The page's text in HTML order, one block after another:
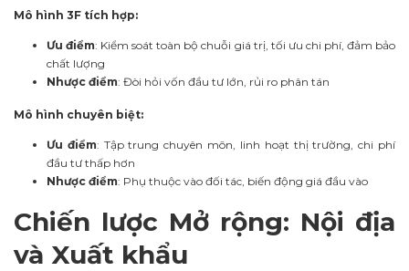
Mô hình 3F tích hợp:
Ưu điểm: Kiểm soát toàn bộ chuỗi giá trị, tối ưu chi phí, đảm bảo
chất lượng
Nhược điểm: Đòi hỏi vốn đầu tư lớn, rủi ro phân tán
Mô hình chuyên biệt:
Ưu điểm: Tập trung chuyên môn, linh hoạt thị trường, chi phí
đầu tư thấp hơn
Nhược điểm: Phụ thuộc vào đối tác, biến động giá đầu vào
Chiến lược Mở rộng: Nội địa
và Xuất khẩu